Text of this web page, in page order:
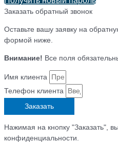
Заказать обратный звонок
Оставьте вашу заявку на
формой ниже.
Внимание! Все поля
Имя клиента
Телефон клиента
Заказать
Нажимая на кнопку "Заказать",
конфиденциальности.